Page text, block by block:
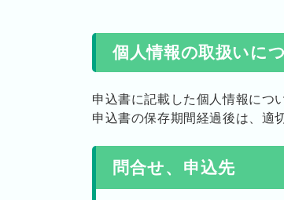
個人情報の取扱いに
申込書に記載した個人情報につ
申込書の保存期間経過後は、適
問合せ、申込先